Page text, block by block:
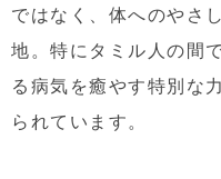
ではなく、体へのやさ
地。特にタミル人の間
る病気を癒やす特別な
られています。